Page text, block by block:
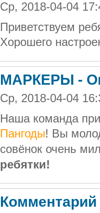
Ср, 2018-04-04
Приветствуем
Хорошего
МАРКЕРЫ -
Ср, 2018-04-04
Наша команда
Пангоды! Вы
совёнок очень
ребятки!
Комментарий